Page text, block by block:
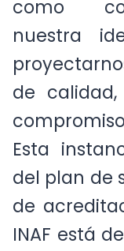
como
nuestra
de
compromiso
Esta
del plan de
de